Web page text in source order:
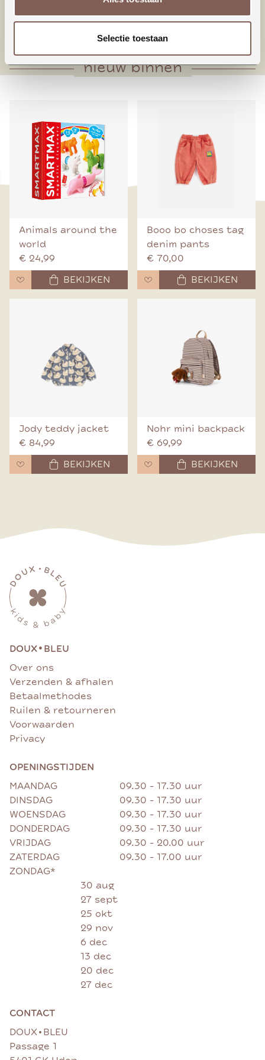
Selectie toestaan
* Bodysuit sluiting
* Geschulpt randje neklijn (alleen meisjes)
nieuw binnen
Animals around the
world
€ 24,99
BEKIJKEN
Booo bo choses tag
denim pants
€ 70,00
BEKIJKEN
Jody teddy jacket
€ 84,99
BEKIJKEN
Nohr mini backpack
€ 69,99
BEKIJKEN
DOUX• BLEU
Over ons
Verzenden & afhalen
Betaalmethodes
Ruilen & retourneren
Voorwaarden
Privacy
OPENINGSTIJDEN
MAANDAG
09.30 - 17.30 uur
DINSDAG
09.30 - 17.30 uur
WOENSDAG
09.30 - 17.30 uur
DONDERDAG
09.30 - 17.30 uur
VRIJDAG
09.30 - 20.00 uur
ZATERDAG
09.30 - 17.00 uur
ZONDAG*
30 aug
27 sept
25 okt
29 nov
6 dec
13 dec
20 dec
27 dec
CONTACT
DOUX • BLEU
Passage 1